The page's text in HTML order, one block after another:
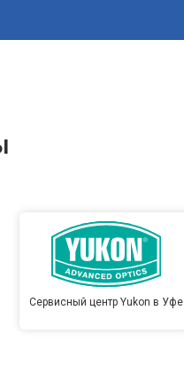
Сервисный центр Yukon в Уфе